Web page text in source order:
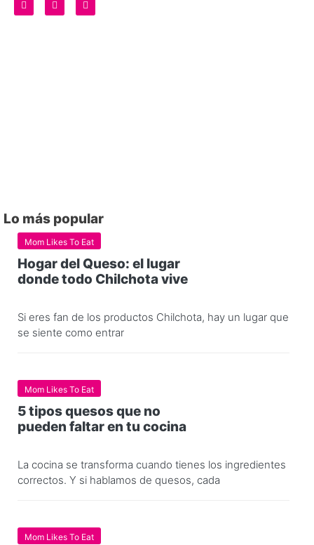
Lo más popular
Mom Likes To Eat
Hogar del Queso: el lugar
donde todo Chilchota vive
Si eres fan de los productos Chilchota, hay un lugar que
se siente como entrar
Mom Likes To Eat
5 tipos quesos que no
pueden faltar en tu cocina
La cocina se transforma cuando tienes los ingredientes
correctos. Y si hablamos de quesos, cada
Mom Likes To Eat